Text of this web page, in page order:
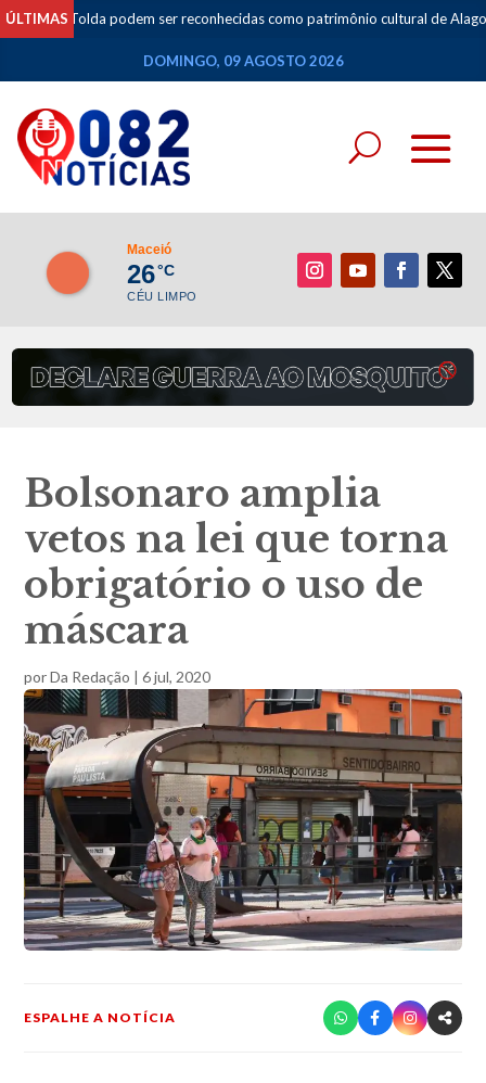
ÚLTIMAS
podem ser reconhecidas como patrimônio cultural de Alagoas •
DOMINGO, 09 AGOSTO 2026
Maceió
26°C
CÉU LIMPO
Bolsonaro amplia
vetos na lei que torna
obrigatório o uso de
máscara
porDa Redação |6 jul, 2020
ESPALHE A NOTÍCIA